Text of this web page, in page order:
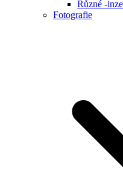
Různé -
Fotografie